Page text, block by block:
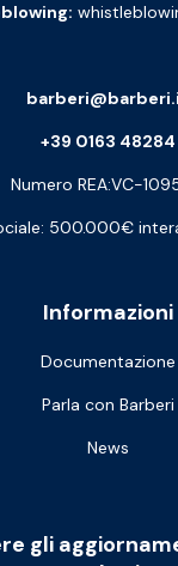
Informazioni
Documentazione
Parla con Barberi
News
+39 0163 48284
Numero REA:VC-
500.000€
gli